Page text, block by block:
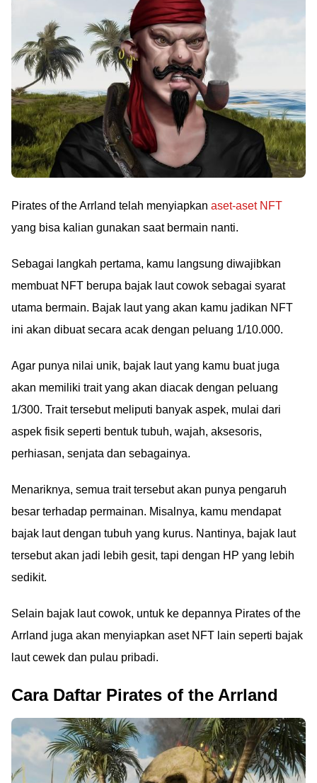
Pirates of the Arrland telah menyiapkan aset-aset NFT
yang bisa kalian gunakan saat bermain nanti.
Sebagai langkah pertama, kamu langsung diwajibkan
membuat NFT berupa bajak laut cowok sebagai syarat
utama bermain. Bajak laut yang akan kamu jadikan NFT
ini akan dibuat secara acak dengan peluang 1/10.000.
Agar punya nilai unik, bajak laut yang kamu buat juga
akan memiliki trait yang akan diacak dengan peluang
1/300. Trait tersebut meliputi banyak aspek, mulai dari
aspek fisik seperti bentuk tubuh, wajah, aksesoris,
perhiasan, senjata dan sebagainya.
Menariknya, semua trait tersebut akan punya pengaruh
besar terhadap permainan. Misalnya, kamu mendapat
bajak laut dengan tubuh yang kurus. Nantinya, bajak laut
tersebut akan jadi lebih gesit, tapi dengan HP yang lebih
sedikit.
Selain bajak laut cowok, untuk ke depannya Pirates of the
Arrland juga akan menyiapkan aset NFT lain seperti bajak
laut cewek dan pulau pribadi.
Cara Daftar Pirates of the Arrland